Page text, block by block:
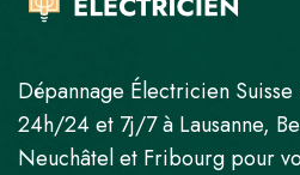
Dépannage Électricien
24h/24 et 7j/7 à Lausanne,
Neuchâtel et Fribourg pour